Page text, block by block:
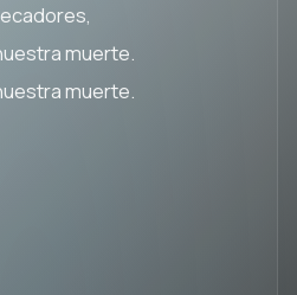
muerte.
muerte.